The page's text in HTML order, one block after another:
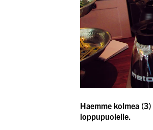
Haemme kolmea
loppupuolelle.